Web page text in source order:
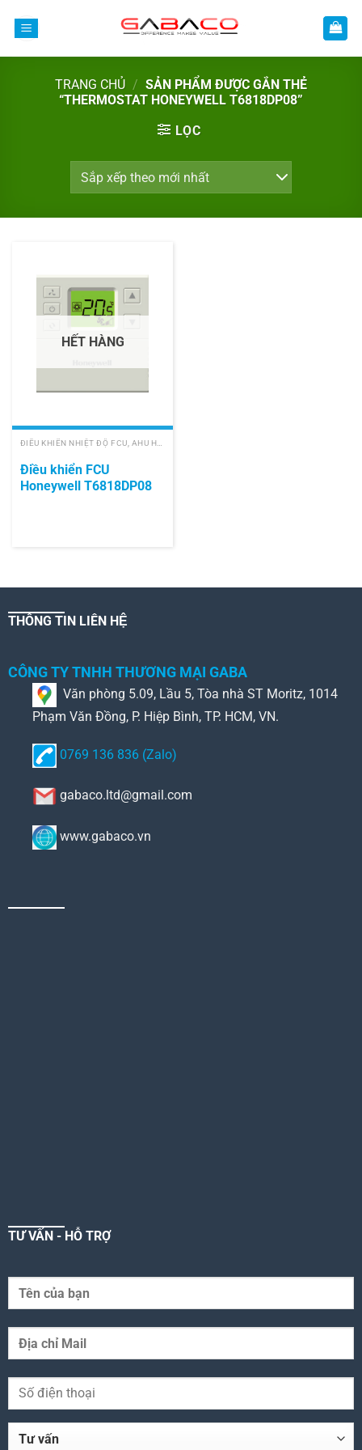
TRANG CHỦ / SẢN PHẨM ĐƯỢC GẮN THẺ
“THERMOSTAT HONEYWELL T6818DP08”
LỌC
HẾT HÀNG
ĐIỀU KHIỂN NHIỆT ĐỘ FCU, AHU HONEYWELL
Điều khiển FCU
Honeywell T6818DP08
THÔNG TIN LIÊN HỆ
CÔNG TY TNHH THƯƠNG MẠI GABA
Văn phòng 5.09, Lầu 5, Tòa nhà ST Moritz, 1014
Phạm Văn Đồng, P. Hiệp Bình, TP. HCM, VN.
0769 136 836 (Zalo)
gabaco.ltd@gmail.com
www.gabaco.vn
TƯ VẤN - HỖ TRỢ